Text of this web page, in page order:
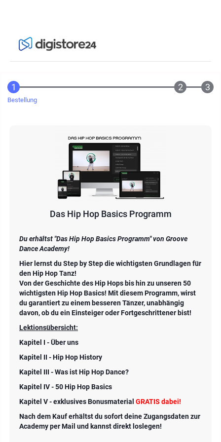
Bestellung
Das Hip Hop Basics Programm
Du erhältst "Das Hip Hop Basics Programm" von Groove
Dance Academy!
Hier lernst du Step by Step die wichtigsten Grundlagen für
den Hip Hop Tanz!
Von der Geschichte des Hip Hops bis hin zu unseren 50
wichtigsten Hip Hop Basics! Mit diesem Programm, wirst
du garantiert zu einem besseren Tänzer, unabhängig
davon, ob du ein Einsteiger oder Fortgeschrittener bist!
Lektionsübersicht:
Kapitel I - Über uns
Kapitel II - Hip Hop History
Kapitel III - Was ist Hip Hop Dance?
Kapitel IV - 50 Hip Hop Basics
Kapitel V - exklusives Bonusmaterial GRATIS dabei!
Nach dem Kauf erhältst du sofort deine Zugangsdaten zur
Academy per Mail und kannst direkt loslegen!